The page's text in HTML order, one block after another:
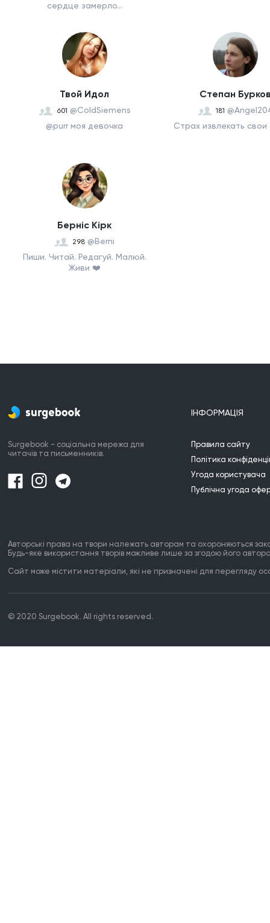
сердце замерло...
Твой Идол
601 @ColdSiemens
@purr моя девочка
Степан
181
Страх извлекать свои
Берніс Кірк
298 @Berni
Пиши. Читай. Редагуй. Малюй.
Живи ❤️
Surgebook - соціальна мережа для
читачів та письменників.
ІНФОРМАЦІЯ
Правила сайту
Політика
Угода користувача
Публічна угода
Авторські права на твори належать авторам та охороняються
Будь-яке використання творів можливе лише за згодою його
Сайт може містити матеріали, які не призначені для перегляду
© 2020 Surgebook. All rights reserved.